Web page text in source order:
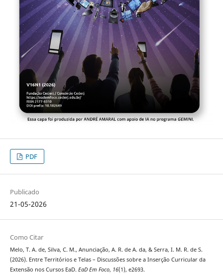
PDF
Publicado
21-05-2026
Como Citar
Melo, T. A. de, Silva, C. M., Anunciação, A. R. de A. da, & Serra, I. M. R. de S.
(2026). Entre Territórios e Telas – Discussões sobre a Inserção Curricular da
Extensão nos Cursos EaD. EaD Em Foco, 16(1), e2693.